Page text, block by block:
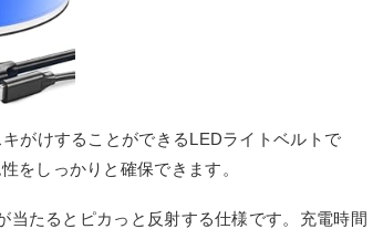
がけすることができるLEDライトベルトで
をしっかりと確保できます。
当たるとピカっと反射する仕様です。充電時間